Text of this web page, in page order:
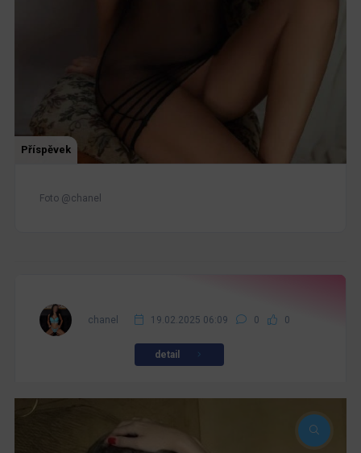
Příspěvek
Foto @chanel
chanel 19.02.2025 06:09 0 0
detail